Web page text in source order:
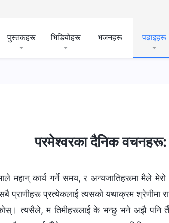
पुस्तकहरू भिडियोहरू भजनहरू पढाइहरू
जे छ र उहाँ जे हुनुहुन्छ
परमेश्‍वरका दैनिक
महान् कार्य गर्ने समय, र अन्यजातिहरूमा मैले
प्राणीहरू प्रत्येकलाई त्यसको यथाक्रम श्रेणीमा
त्यसैले, म तिमीहरूलाई के भन्छु भने अझै पनि